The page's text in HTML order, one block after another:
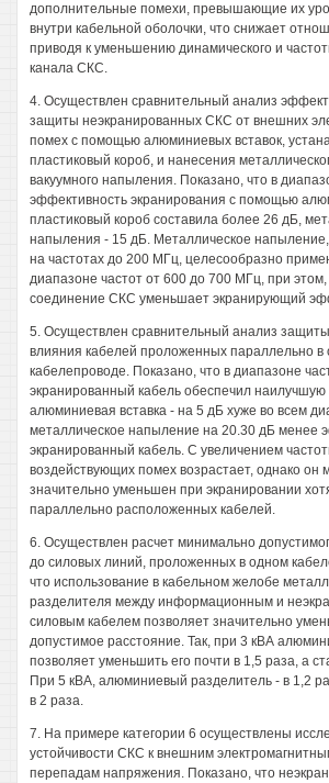
дополнительные помехи, превышающие их
внутри кабельной оболочки, что снижает
приводя к уменьшению динамического и
канала СКС.
4. Осуществлен сравнительный анализ
защиты неэкранированных СКС от внешних
помех с помощью алюминиевых вставок,
пластиковый короб, и нанесения
вакуумного напыления. Показано, что в
эффективность экранирования с помощью
пластиковый короб составила более 26 дБ,
напыления - 15 дБ. Металлическое
на частотах до 200 МГц, целесообразно
диапазоне частот от 600 до 700 МГц, при
соединение СКС уменьшает экранирующий
5. Осуществлен сравнительный анализ
влияния кабелей проложенных параллельно в
кабелепроводе. Показано, что в диапазоне
экранированный кабель обеспечил наилучшую
алюминиевая вставка - на 5 дБ хуже во всем
металлическое напыление на 20.30 дБ менее
экранированный кабель. С увеличением
воздействующих помех возрастает, однако он
значительно уменьшен при экранировании
параллельно расположенных кабелей.
6. Осуществлен расчет минимально
до силовых линий, проложенных в одном
что использование в кабельном желобе
разделителя между информационным и
силовым кабелем позволяет значительно
допустимое расстояние. Так, при 3 кВА
позволяет уменьшить его почти в 1,5 раза, а
При 5 кВА, алюминиевый разделитель - в 1,2
в 2 раза.
7. На примере категории 6 осуществлены
устойчивости СКС к внешним
перепадам напряжения. Показано, что